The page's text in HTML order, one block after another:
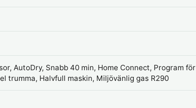
AutoDry, Snabb 40 min, Home Connect, Program för
trumma, Halvfull maskin, Miljövänlig gas R290